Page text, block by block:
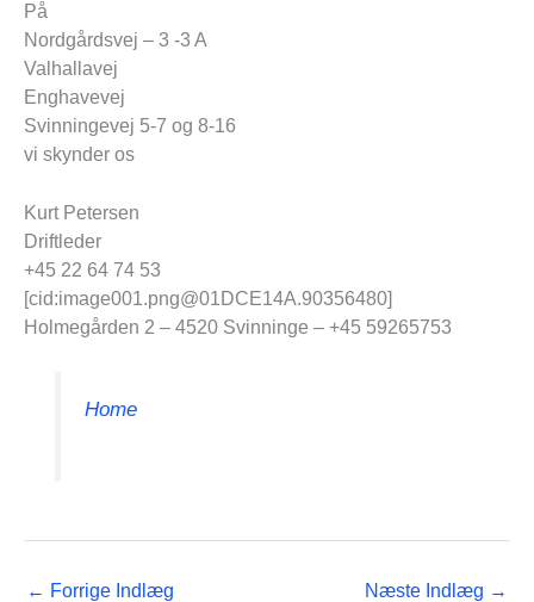
På
Nordgårdsvej – 3 -3 A
Valhallavej
Enghavevej
Svinningevej 5-7 og 8-16
vi skynder os
Kurt Petersen
Driftleder
+45 22 64 74 53
[cid:image001.png@01DCE14A.90356480]
Holmegården 2 – 4520 Svinninge – +45 59265753
Home
← Forrige Indlæg Næste Indlæg →